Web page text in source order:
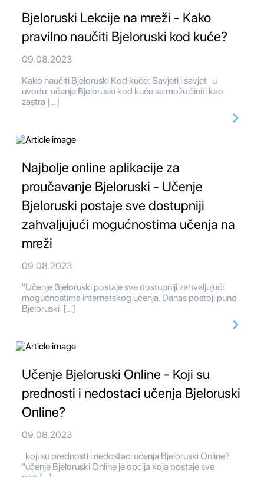
Bjeloruski Lekcije na mreži - Kako
pravilno naučiti Bjeloruski kod kuće?
09.08.2023
Kako naučiti Bjeloruski Kod kuće: Savjeti i savjet u
uvodu: učenje Bjeloruski kod kuće se može činiti kao
zastra […]
Najbolje online aplikacije za
proučavanje Bjeloruski - Učenje
Bjeloruski postaje sve dostupniji
zahvaljujući mogućnostima učenja na
mreži
09.08.2023
"Učenje Bjeloruski postaje sve dostupniji zahvaljujući
mogućnostima internetskog učenja. Danas postoji puno
Bjeloruski […]
Učenje Bjeloruski Online - Koji su
prednosti i nedostaci učenja Bjeloruski
Online?
09.08.2023
koji su prednosti i nedostaci učenja Bjeloruski Online?
"učenje Bjeloruski Online je opcija koja postaje sve